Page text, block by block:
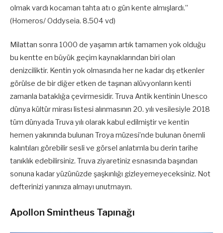
olmak vardı kocaman tahta atı o gün kente almışlardı.’’
(Homeros/ Oddyseia. 8.504 vd)
Milattan sonra 1000 de yaşamın artık tamamen yok olduğu
bu kentte en büyük geçim kaynaklarından biri olan
denizciliktir. Kentin yok olmasında her ne kadar dış etkenler
görülse de bir diğer etken de taşınan alüvyonların kenti
zamanla bataklığa çevirmesidir. Truva Antik kentinin Unesco
dünya kültür mirası listesi alınmasının 20. yılı vesilesiyle 2018
tüm dünyada Truva yılı olarak kabul edilmiştir ve kentin
hemen yakınında bulunan Troya müzesi’nde bulunan önemli
kalıntıları görebilir sesli ve görsel anlatımla bu derin tarihe
tanıklık edebilirsiniz. Truva ziyaretiniz esnasında başından
sonuna kadar yüzünüzde şaşkınlığı gizleyemeyeceksiniz. Not
defterinizi yanınıza almayı unutmayın.
Apollon Smintheus Tapınağı